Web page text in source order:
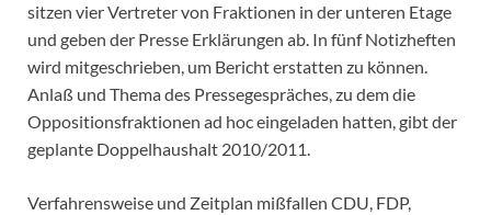
sitzen vier Vertreter von Fraktionen in der unteren Etage
und geben der Presse Erklärungen ab. In fünf Notizheften
wird mitgeschrieben, um Bericht erstatten zu können.
Anlaß und Thema des Pressegespräches, zu dem die
Oppositionsfraktionen ad hoc eingeladen hatten, gibt der
geplante Doppelhaushalt 2010/2011.
Verfahrensweise und Zeitplan mißfallen CDU, FDP,